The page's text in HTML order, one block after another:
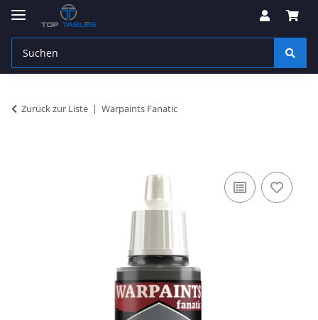
Zurück zur Liste Warpaints Fanatic